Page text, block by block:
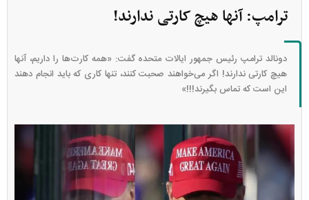
ترامپ: آنها هیچ کارتی ندارند!
دونالد ترامپ رئیس جمهور ایالات متحده گفت: «همه کارت‌ها را داریم، آنها
هیچ کارتی ندارند! اگر می‌خواهند صحبت کنند، تنها کاری که باید انجام دهند
این است که تماس بگیرند!!!»